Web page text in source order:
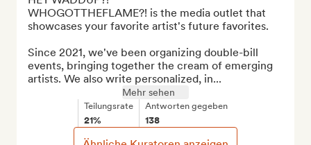
WHOGOTTHEFLAME?! is the media outlet that
showcases your favorite artist's future favorites.
Since 2021, we've been organizing double-bill
events, bringing together the cream of emerging
artists. We also write personalized, in...
Mehr sehen
Teilungsrate
21%
Antworten gegeben
138